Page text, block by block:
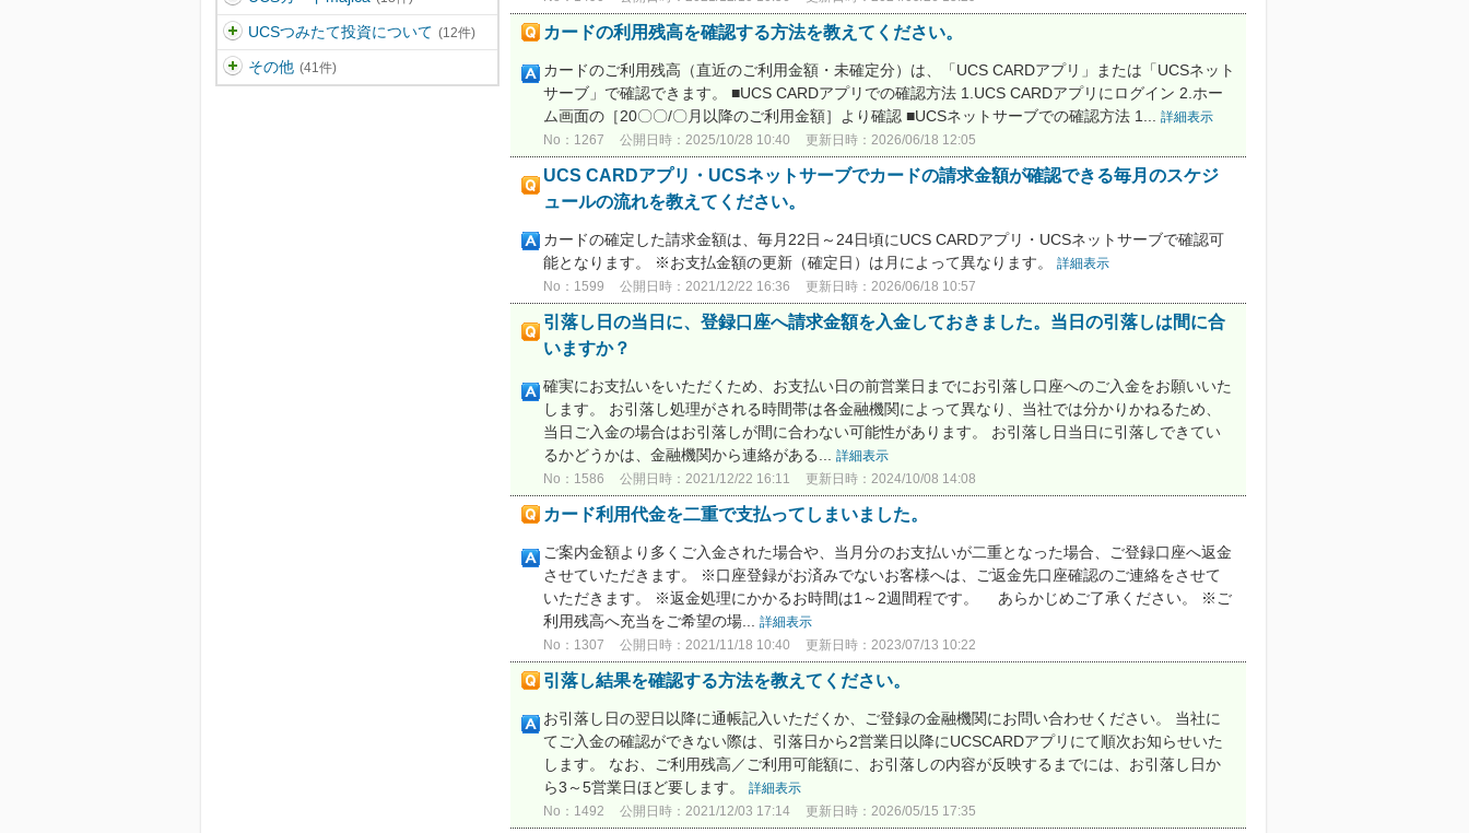
UCSつみたて投資について (12件)
その他 (41件)
カードの利用残高を確認する方法を教えてください。
カードのご利用残高（直近のご利用金額・未確定分）は、「UCS CARDアプリ」または「UCSネット
サーブ」で確認できます。 ■UCS CARDアプリでの確認方法 1.UCS CARDアプリにログイン 2.ホー
ム画面の［20〇〇/〇月以降のご利用金額］より確認 ■UCSネットサーブでの確認方法 1...
詳細表示
No：1267 公開日時：2025/10/28 10:40 更新日時：2026/06/18 12:05
UCS CARDアプリ・UCSネットサーブでカードの請求金額が確認できる毎月のスケジ
ュールの流れを教えてください。
カードの確定した請求金額は、毎月22日～24日頃にUCS CARDアプリ・UCSネットサーブで確認可
能となります。 ※お支払金額の更新（確定日）は月によって異なります。
詳細表示
No：1599 公開日時：2021/12/22 16:36 更新日時：2026/06/18 10:57
引落し日の当日に、登録口座へ請求金額を入金しておきました。当日の引落しは間に合
いますか？
確実にお支払いをいただくため、お支払い日の前営業日までにお引落し口座へのご入金をお願いいた
します。 お引落し処理がされる時間帯は各金融機関によって異なり、当社では分かりかねるため、
当日ご入金の場合はお引落しが間に合わない可能性があります。 お引落し日当日に引落しできてい
るかどうかは、金融機関から連絡がある...
詳細表示
No：1586 公開日時：2021/12/22 16:11 更新日時：2024/10/08 14:08
カード利用代金を二重で支払ってしまいました。
ご案内金額より多くご入金された場合や、当月分のお支払いが二重となった場合、ご登録口座へ返金
させていただきます。 ※口座登録がお済みでないお客様へは、ご返金先口座確認のご連絡をさせて
いただきます。 ※返金処理にかかるお時間は1～2週間程です。 あらかじめご了承ください。 ※ご
利用残高へ充当をご希望の場...
詳細表示
No：1307 公開日時：2021/11/18 10:40 更新日時：2023/07/13 10:22
引落し結果を確認する方法を教えてください。
お引落し日の翌日以降に通帳記入いただくか、ご登録の金融機関にお問い合わせください。 当社に
てご入金の確認ができない際は、引落日から2営業日以降にUCSCARDアプリにて順次お知らせいた
します。 なお、ご利用残高／ご利用可能額に、お引落しの内容が反映するまでには、お引落し日か
ら3～5営業日ほど要します。
詳細表示
No：1492 公開日時：2021/12/03 17:14 更新日時：2026/05/15 17:35